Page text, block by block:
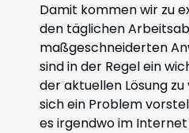
Damit kommen wir zu
den täglichen
maßgeschneiderten
sind in der Regel ein
der aktuellen Lösung
sich ein Problem
es irgendwo im Internet